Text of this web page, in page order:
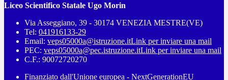
Liceo Scientifico Statale Ugo Morin
Via Asseggiano, 39 - 30174 VENEZIA MESTRE(VE)
Tel: 041916133-29
Email: veps05000a@istruzione.itLink per inviare una mail
PEC: veps05000a@pec.istruzione.itLink per inviare una mail
C.F.: 90072720270
Finanziato dall'Unione europea - NextGenerationEU